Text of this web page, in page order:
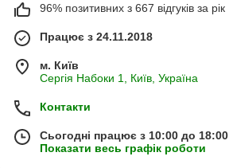
96% позитивних з 667 відгуків за рік
Працює з 24.11.2018
м. Київ
Сергія Набоки 1, Київ, Україна
Контакти
Сьогодні працює з 10:00 до 18:00
Показати весь графік роботи